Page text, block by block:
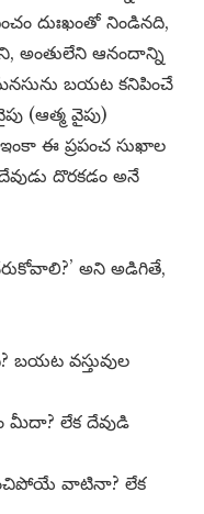
దుఃఖంతో నిండినది,
అంతులేని ఆనందాన్ని
బయట కనిపించే
(ఆత్మ వైపు)
ఈ ప్రపంచ సుఖాల
దొరకడం అనే
అని అడిగితే,
బయట వస్తువుల
మీదా? లేక దేవుడి
వాటినా? లేక